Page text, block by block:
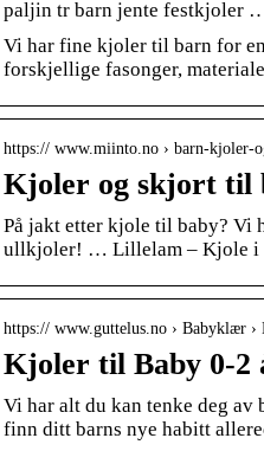
paljin tr barn jente festkjoler
Vi har fine kjoler til barn for
forskjellige fasonger,
https:// www.miinto.no › barn-kjoler-
Kjoler og skjort til
På jakt etter kjole til baby? Vi
ullkjoler! … Lillelam – Kjole i
https:// www.guttelus.no › Babyklær ›
Kjoler til Baby 0-2
Vi har alt du kan tenke deg
finn ditt barns nye habitt